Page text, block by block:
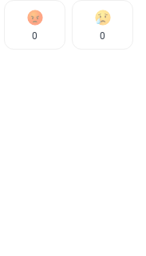
0 0